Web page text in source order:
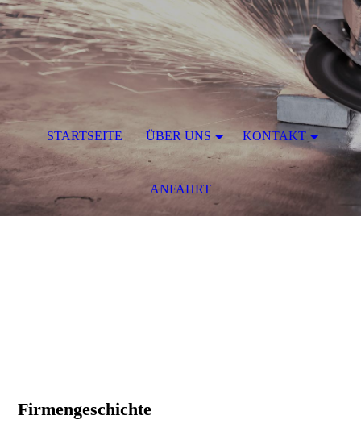
Firmengeschichte
STARTSEITE ÜBER UNS KONTAKT
ANFAHRT